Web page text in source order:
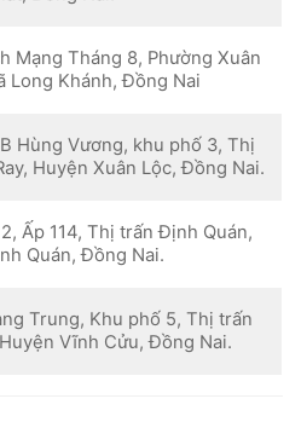
Mạng Tháng 8, Phường Xuân
Long Khánh, Đồng Nai
Hùng Vương, khu phố 3, Thị
Huyện Xuân Lộc, Đồng Nai.
Ấp 114, Thị trấn Định Quán,
Quán, Đồng Nai.
Trung, Khu phố 5, Thị trấn
Vĩnh Cửu, Đồng Nai.